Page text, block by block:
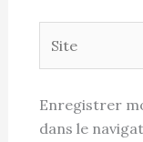
Enregistrer
dans le